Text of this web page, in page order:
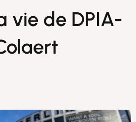
vie de DPIA-